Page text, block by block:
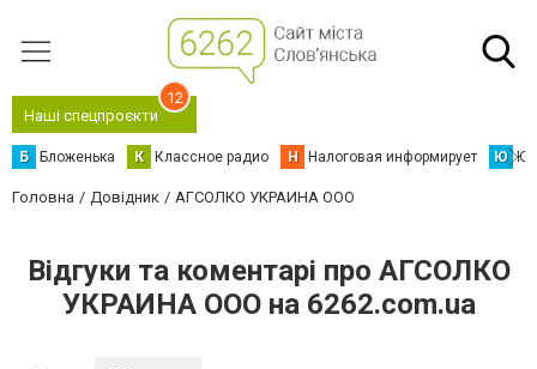
Наші спецпроєкти
12
Б Бложенька К Классное радио Н Налоговая информирует Ю
Головна Довідник АГСОЛКО УКРАИНА ООО
Відгуки та коментарі про АГСОЛКО
УКРАИНА ООО на 6262.com.ua